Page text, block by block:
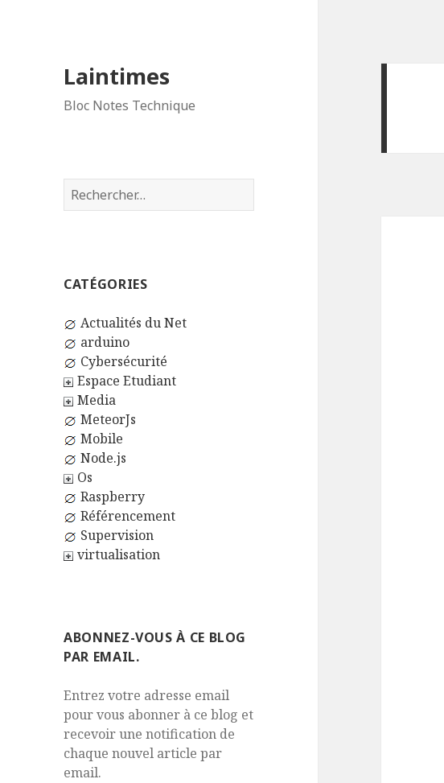
Laintimes
Bloc Notes Technique
Rechercher :
CATÉGORIES
Actualités du Net
arduino
Cybersécurité
Espace Etudiant
Media
MeteorJs
Mobile
Node.js
Os
Raspberry
Référencement
Supervision
virtualisation
ABONNEZ-VOUS À CE BLOG
PAR EMAIL.
Entrez votre adresse email
pour vous abonner à ce blog et
recevoir une notification de
chaque nouvel article par
email.